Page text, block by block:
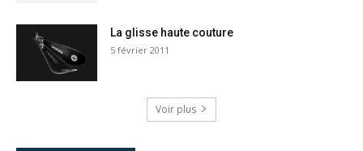
La glisse haute couture
5 février 2011
Voir plus